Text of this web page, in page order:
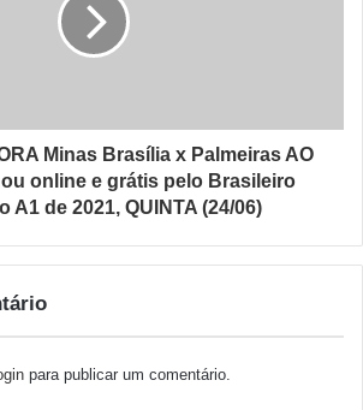
Minas Brasília x Palmeiras AO
ou online e grátis pelo Brasileiro
A1 de 2021, QUINTA (24/06)
para publicar um comentário.